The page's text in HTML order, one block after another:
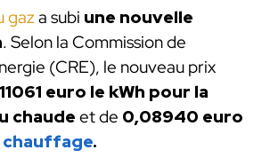
gaz a subi une nouvelle
. Selon la Commission de
(CRE), le nouveau prix
euro le kWh pour la
chaude et de 0,08940 euro
chauffage.